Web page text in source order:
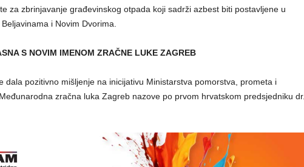
za zbrinjavanje građevinskog otpada koji sadrži azbest biti postavljene u
i Novim Dvorima.
S NOVIM IMENOM ZRAČNE LUKE ZAGREB
dala pozitivno mišljenje na inicijativu Ministarstva pomorstva, prometa i
zračna luka Zagreb nazove po prvom hrvatskom predsjedniku dr.